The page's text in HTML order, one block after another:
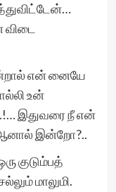
என் னையே
உன்
இதுவரை நீ என்
ஆனால் இன்றோ?..
குடும்பத்
மாலுமி.